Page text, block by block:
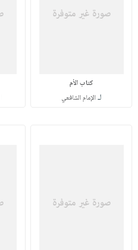
كتاب الأم
لـ الإمام الشافعي